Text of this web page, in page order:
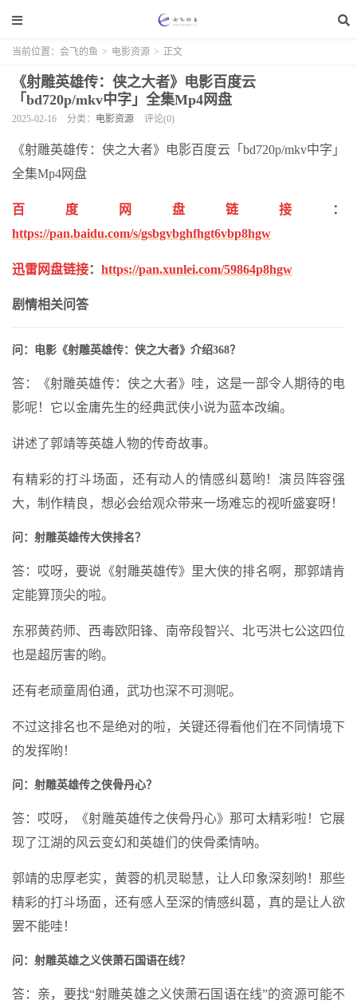
当前位置： 会飞的鱼 > 电影资源 > 正文
《射雕英雄传：侠之大者》电影百度云
「bd720p/mkv中字」全集Mp4网盘
2025-02-16 分类： 电影资源 评论(0)
《射雕英雄传：侠之大者》电影百度云「bd720p/mkv中字」
全集Mp4网盘
百度网盘链接
：
https://pan.baidu.com/s/gsbgvbghfhgt6vbp8hgw
迅雷网盘链接： https://pan.xunlei.com/59864p8hgw
剧情相关问答
问：电影《射雕英雄传：侠之大者》介绍368？
答：《射雕英雄传：侠之大者》哇，这是一部令人期待的电
影呢！它以金庸先生的经典武侠小说为蓝本改编。
讲述了郭靖等英雄人物的传奇故事。
有精彩的打斗场面，还有动人的情感纠葛哟！演员阵容强
大，制作精良，想必会给观众带来一场难忘的视听盛宴呀！
问：射雕英雄传大侠排名？
答：哎呀，要说《射雕英雄传》里大侠的排名啊，那郭靖肯
定能算顶尖的啦。
东邪黄药师、西毒欧阳锋、南帝段智兴、北丐洪七公这四位
也是超厉害的哟。
还有老顽童周伯通，武功也深不可测呢。
不过这排名也不是绝对的啦，关键还得看他们在不同情境下
的发挥哟！
问：射雕英雄传之侠骨丹心？
答：哎呀，《射雕英雄传之侠骨丹心》那可太精彩啦！它展
现了江湖的风云变幻和英雄们的侠骨柔情呐。
郭靖的忠厚老实，黄蓉的机灵聪慧，让人印象深刻哟！那些
精彩的打斗场面，还有感人至深的情感纠葛，真的是让人欲
罢不能哇！
问：射雕英雄之义侠萧石国语在线？
答：亲，要找“射雕英雄之义侠萧石国语在线”的资源可能不